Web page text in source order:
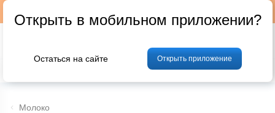
Фрукты и овощи Мясо Птица
Молоко
Открыть в мобильном приложении?
Остаться на сайте Открыть приложение